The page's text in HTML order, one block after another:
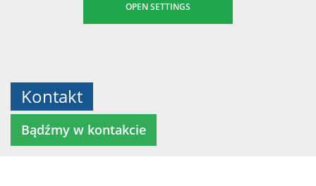
OPEN SETTINGS
Kontakt
Bądźmy w kontakcie